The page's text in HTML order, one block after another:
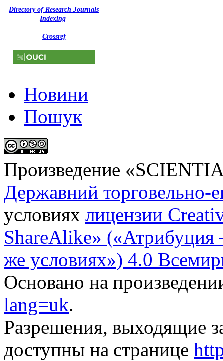
Directory of Research Journals
Indexing
Crossref
Новини
Пошук
Произведение «
Державний торговельно-
условиях лицензии
ShareAlike»
же условиях») 4.0
Основано на
lang=uk.
Разрешения, выходящие
доступны на странице